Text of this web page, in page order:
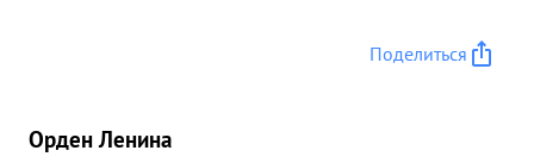
Поделиться
Орден Ленина